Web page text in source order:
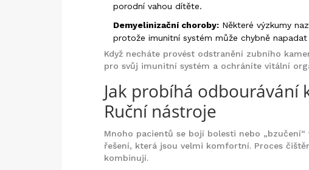
porodní vahou dítěte.
Demyelinizační choroby: Některé výzkumy
protože imunitní systém může chybně
Když necháte provést odstranění zubního
pro svůj imunitní systém a ochráníte vitální
Jak probíhá odbourávání
Ruční nástroje
Mnoho pacientů se bojí bolesti nebo
řešení, která jsou velmi komfortní. Proces
kombinují.